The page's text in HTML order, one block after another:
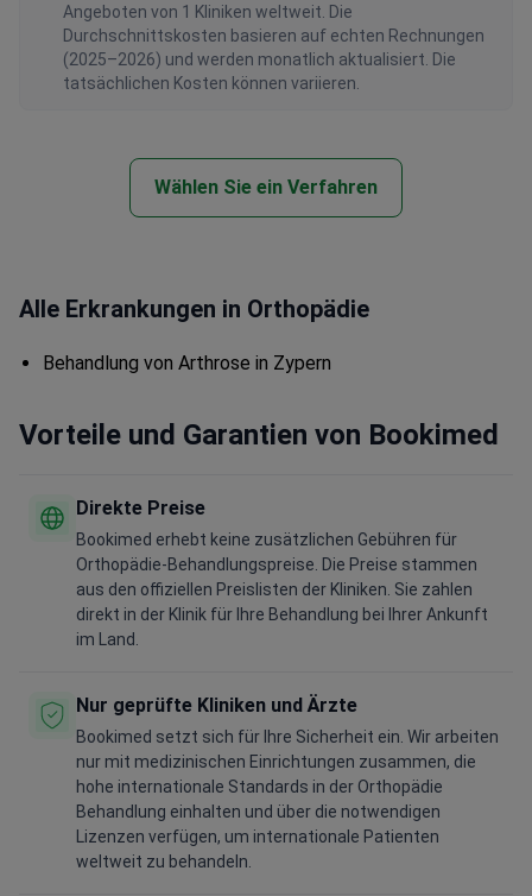
Angeboten von 1 Kliniken weltweit. Die
Durchschnittskosten basieren auf echten Rechnungen
(2025–2026) und werden monatlich aktualisiert. Die
tatsächlichen Kosten können variieren.
Wählen Sie ein Verfahren
Alle Erkrankungen in Orthopädie
Behandlung von Arthrose in Zypern
Vorteile und Garantien von Bookimed
Direkte Preise
Bookimed erhebt keine zusätzlichen Gebühren für
Orthopädie-Behandlungspreise. Die Preise stammen
aus den offiziellen Preislisten der Kliniken. Sie zahlen
direkt in der Klinik für Ihre Behandlung bei Ihrer Ankunft
im Land.
Nur geprüfte Kliniken und Ärzte
Bookimed setzt sich für Ihre Sicherheit ein. Wir arbeiten
nur mit medizinischen Einrichtungen zusammen, die
hohe internationale Standards in der Orthopädie
Behandlung einhalten und über die notwendigen
Lizenzen verfügen, um internationale Patienten
weltweit zu behandeln.